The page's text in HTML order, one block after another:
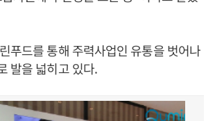
푸드를 통해 주력사업인 유통을 벗어나
발을 넓히고 있다.